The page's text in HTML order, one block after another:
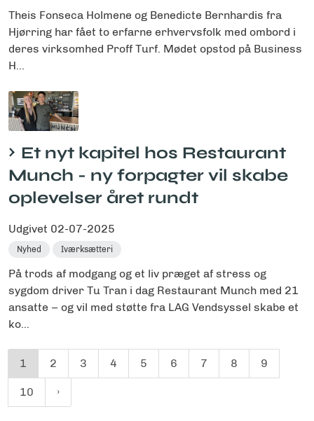
Theis Fonseca Holmene og Benedicte Bernhardis fra
Hjørring har fået to erfarne erhvervsfolk med ombord i
deres virksomhed Proff Turf. Mødet opstod på Business
H...
Et nyt kapitel hos Restaurant
Munch - ny forpagter vil skabe
oplevelser året rundt
Udgivet 02-07-2025
Nyhed Iværksætteri
På trods af modgang og et liv præget af stress og
sygdom driver Tu Tran i dag Restaurant Munch med 21
ansatte – og vil med støtte fra LAG Vendsyssel skabe et
ko...
1 2 3 4 5 6 7 8 9
10